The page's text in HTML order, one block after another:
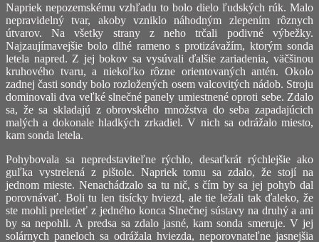
Napriek nepozemskému vzhľadu to bolo dielo ľudských rúk. Malo
nepravidelný tvar, akoby vzniklo náhodným zlepením rôznych
útvarov. Na všetky strany z neho trčali podivné výbežky.
Najzaujímavejšie bolo dlhé rameno s protizávažím, ktorým sonda
letela napred. Z jej bokov sa vysúvali ďalšie zariadenia, väčšinou
kruhového tvaru, a niekoľko rôzne orientovaných antén. Okolo
zadnej časti sondy bolo rozložených osem valcovitých nádob. Stroju
dominovali dva veľké slnečné panely umiestnené oproti sebe. Zdalo
sa, že sa skladajú z obrovského množstva do seba zapadajúcich
malých a dokonale hladkých zrkadiel. V nich sa odrážalo miesto,
kam sonda letela.
Pohybovala sa nepredstaviteľne rýchlo, desaťkrát rýchlejšie ako
guľka vystrelená z pištole. Napriek tomu sa zdalo, že stojí na
jednom mieste. Nenachádzalo sa tu nič, s čím by sa jej pohyb dal
porovnávať. Boli tu len tisícky hviezd, ale tie ležali tak ďaleko, že
ste mohli preletieť z jedného konca Slnečnej sústavy na druhý a ani
by sa nepohli. A predsa sa zdalo jasné, kam sonda smeruje. V jej
solárnych paneloch sa odrážala hviezda, neporovnateľne jasnejšia